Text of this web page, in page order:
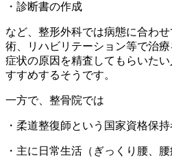
・診断書の作成
など、整形外科では病態に合わ
術、リハビリテーション等で治療
症状の原因を精査してもらいた
すすめするそうです。
一方で、整骨院では
・柔道整復師という国家資格保
・主に日常生活（ぎっくり腰、